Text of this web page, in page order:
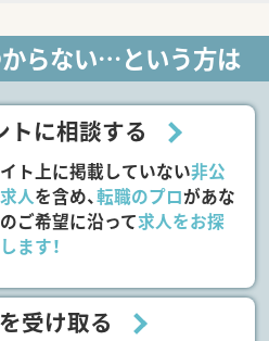
らない…という方は
トに相談する
ト上に掲載していない非公
人を含め、転職のプロがあな
ご希望に沿って求人をお探
ます！
受け取る